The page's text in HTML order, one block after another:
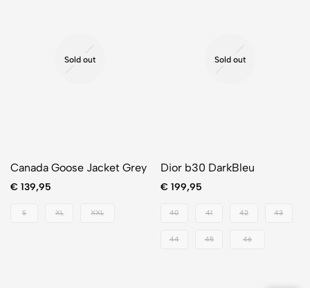
Sold out
Canada Goose Jacket Grey
€ 139,95
S XL XXL
Sold out
Dior b30 DarkBleu
€ 199,95
40 41 42 43
44 45 46